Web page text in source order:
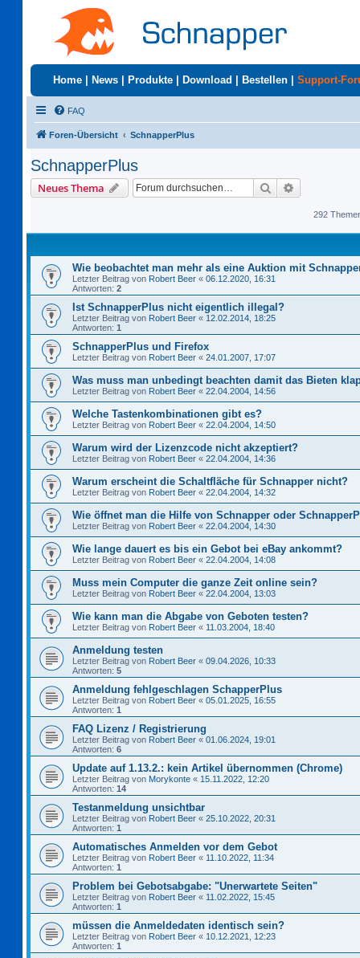
Home News Produkte Download Bestellen Support-
FAQ
Foren-Übersicht SchnapperPlus
SchnapperPlus
Neues Thema Suche
292
Wie beobachtet man mehr als eine Auktion mit
Letzter Beitrag von Robert Beer « 06.12.2020, 16:31
Antworten: 2
Ist SchnapperPlus nicht eigentlich illegal?
Letzter Beitrag von Robert Beer « 12.02.2014, 18:25
Antworten: 1
SchnapperPlus und Firefox
Letzter Beitrag von Robert Beer « 24.01.2007, 17:07
Was muss man unbedingt beachten damit das Bieten
Letzter Beitrag von Robert Beer « 22.04.2004, 14:56
Welche Tastenkombinationen gibt es?
Letzter Beitrag von Robert Beer « 22.04.2004, 14:50
Warum wird der Lizenzcode nicht akzeptiert?
Letzter Beitrag von Robert Beer « 22.04.2004, 14:36
Warum erscheint die Schaltfläche für Schnapper nicht?
Letzter Beitrag von Robert Beer « 22.04.2004, 14:32
Wie öffnet man die Hilfe von Schnapper oder
Letzter Beitrag von Robert Beer « 22.04.2004, 14:30
Wie lange dauert es bis ein Gebot bei eBay ankommt?
Letzter Beitrag von Robert Beer « 22.04.2004, 14:08
Muss mein Computer die ganze Zeit online sein?
Letzter Beitrag von Robert Beer « 22.04.2004, 13:03
Wie kann man die Abgabe von Geboten testen?
Letzter Beitrag von Robert Beer « 11.03.2004, 18:40
Anmeldung testen
Letzter Beitrag von Robert Beer « 09.04.2026, 10:33
Antworten: 5
Anmeldung fehlgeschlagen SchapperPlus
Letzter Beitrag von Robert Beer « 05.01.2025, 16:55
Antworten: 1
FAQ Lizenz / Registrierung
Letzter Beitrag von Robert Beer « 01.06.2024, 19:01
Antworten: 6
Update auf 1.13.2.: kein Artikel übernommen (Chrome)
Letzter Beitrag von Morykonte « 15.11.2022, 12:20
Antworten: 14
Testanmeldung unsichtbar
Letzter Beitrag von Robert Beer « 25.10.2022, 20:31
Antworten: 1
Automatisches Anmelden vor dem Gebot
Letzter Beitrag von Robert Beer « 11.10.2022, 11:34
Antworten: 1
Problem bei Gebotsabgabe: "Unerwartete Seiten"
Letzter Beitrag von Robert Beer « 11.02.2022, 15:45
Antworten: 1
müssen die Anmeldedaten identisch sein?
Letzter Beitrag von Robert Beer « 10.12.2021, 12:23
Antworten: 1